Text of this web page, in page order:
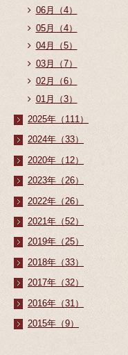
06月（4）
05月（4）
04月（5）
03月（7）
02月（6）
01月（3）
2025年（111）
2024年（33）
2020年（12）
2023年（26）
2022年（26）
2021年（52）
2019年（25）
2018年（33）
2017年（32）
2016年（31）
2015年（9）